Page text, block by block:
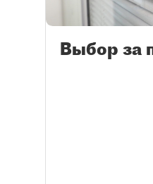
Выбор за